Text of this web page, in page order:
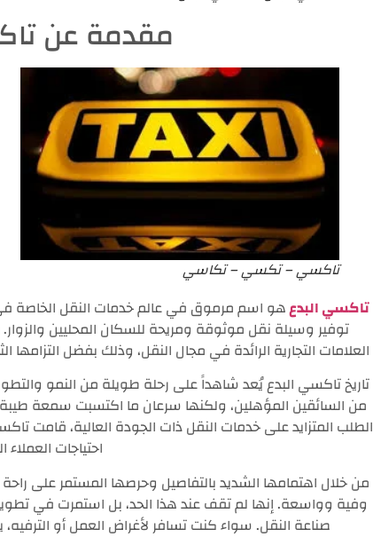
مقدمة عن
تاكسي – تكسي – تكاسي
تاكسي البدعهو اسم مرموق في عالم خدمات النقل
توفير وسيلة نقل موثوقة ومريحة للسكان المحليين
العلامات التجارية الرائدة في مجال النقل، وذلك بفضل
تاريخ تاكسي البدع يُعد شاهداً على رحلة طويلة من النمو
من السائقين المؤهلين، ولكنها سرعان ما اكتسبت سمعة
الطلب المتزايد على خدمات النقل ذات الجودة العالية، قامت
احتياجات العملاء
من خلال اهتمامها الشديد بالتفاصيل وحرصها المستمر على
وفية وواسعة. إنها لم تقف عند هذا الحد، بل استمرت في
صناعة النقل. سواء كنت تسافر لأغراض العمل أو